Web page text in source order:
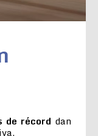
de récord dan